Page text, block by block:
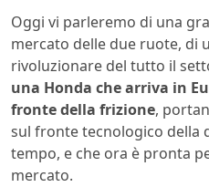
Oggi vi parleremo di una
mercato delle due ruote, di
rivoluzionare del tutto il
una Honda che arriva in
fronte della frizione,
sul fronte tecnologico della
tempo, e che ora è pronta
mercato.